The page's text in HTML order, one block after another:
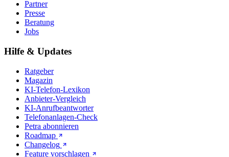
Partner
Presse
Beratung
Jobs
Hilfe & Updates
Ratgeber
Magazin
KI-Telefon-Lexikon
Anbieter-Vergleich
KI-Anrufbeantworter
Telefonanlagen-Check
Petra abonnieren
Roadmap
Changelog
Feature vorschlagen